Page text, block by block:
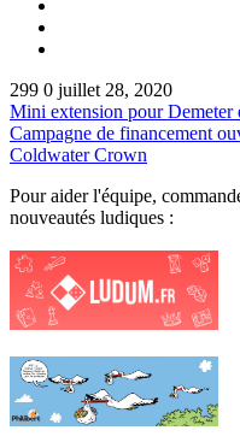
299 0 juillet 28, 2020
Mini extension pour Demeter
Campagne de financement
Coldwater Crown
Pour aider l'équipe,
nouveautés ludiques :